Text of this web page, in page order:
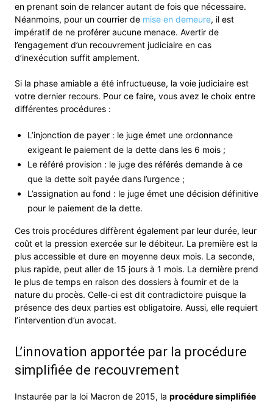
en prenant soin de relancer autant de fois que nécessaire.
Néanmoins, pour un courrier de mise en demeure, il est
impératif de ne proférer aucune menace. Avertir de
l’engagement d’un recouvrement judiciaire en cas
d’inexécution suffit amplement.
Si la phase amiable a été infructueuse, la voie judiciaire est
votre dernier recours. Pour ce faire, vous avez le choix entre
différentes procédures :
L’injonction de payer : le juge émet une ordonnance
exigeant le paiement de la dette dans les 6 mois ;
Le référé provision : le juge des référés demande à ce
que la dette soit payée dans l’urgence ;
L’assignation au fond : le juge émet une décision définitive
pour le paiement de la dette.
Ces trois procédures diffèrent également par leur durée, leur
coût et la pression exercée sur le débiteur. La première est la
plus accessible et dure en moyenne deux mois. La seconde,
plus rapide, peut aller de 15 jours à 1 mois. La dernière prend
le plus de temps en raison des dossiers à fournir et de la
nature du procès. Celle-ci est dit contradictoire puisque la
présence des deux parties est obligatoire. Aussi, elle requiert
l’intervention d’un avocat.
L’innovation apportée par la procédure
simplifiée de recouvrement
Instaurée par la loi Macron de 2015, la procédure simplifiée